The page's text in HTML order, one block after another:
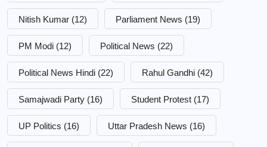
Nitish Kumar (12) Parliament News (19)
PM Modi (12) Political News (22)
Political News Hindi (22) Rahul Gandhi (42)
Samajwadi Party (16) Student Protest (17)
UP Politics (16) Uttar Pradesh News (16)